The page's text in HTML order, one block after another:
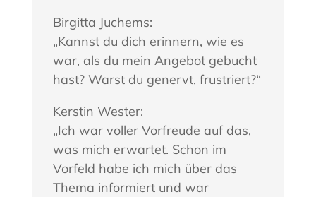
Birgitta Juchems:
„Kannst du dich erinnern, wie es
war, als du mein Angebot gebucht
hast? Warst du genervt, frustriert?“
Kerstin Wester:
„Ich war voller Vorfreude auf das,
was mich erwartet. Schon im
Vorfeld habe ich mich über das
Thema informiert und war